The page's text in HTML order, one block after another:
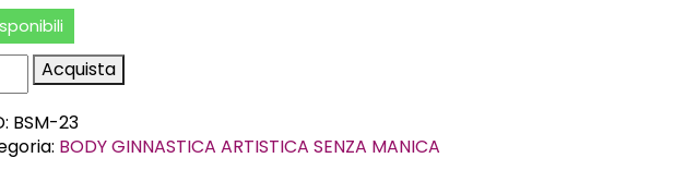
Acquista
BSM-23
BODY GINNASTICA ARTISTICA SENZA MANICA